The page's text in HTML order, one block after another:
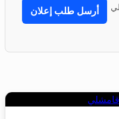
أرسل طلب إعلان